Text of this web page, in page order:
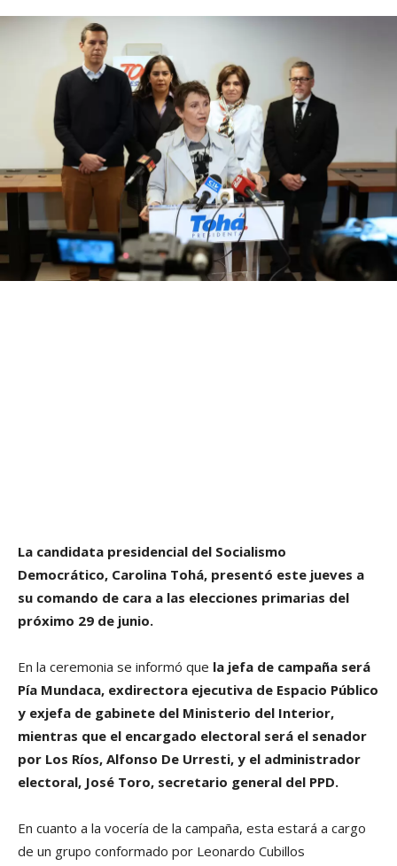
La candidata presidencial del Socialismo
Democrático, Carolina Tohá, presentó este jueves a
su comando de cara a las elecciones primarias del
próximo 29 de junio.
En la ceremonia se informó que la jefa de campaña será
Pía Mundaca, exdirectora ejecutiva de Espacio Público
y exjefa de gabinete del Ministerio del Interior,
mientras que el encargado electoral será el senador
por Los Ríos, Alfonso De Urresti, y el administrador
electoral, José Toro, secretario general del PPD.
En cuanto a la vocería de la campaña, esta estará a cargo
de un grupo conformado por Leonardo Cubillos